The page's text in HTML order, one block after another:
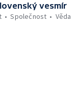
vesmír
Společnost Věda